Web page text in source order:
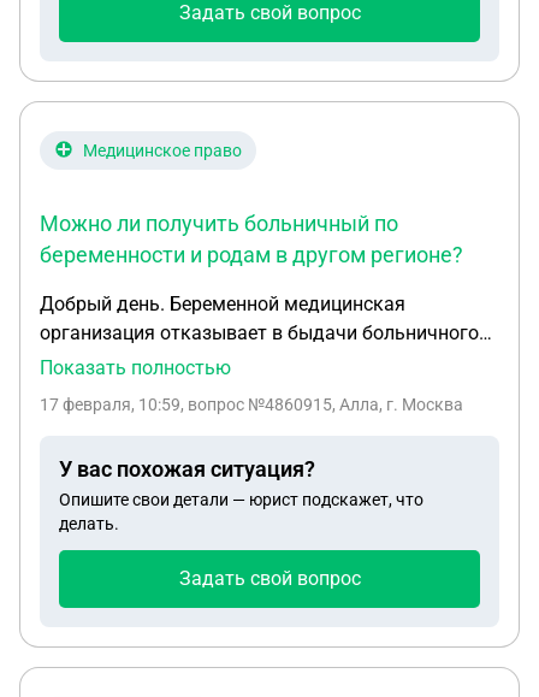
больничный с 05.02 до 06.03 с учётом того что
всего 2 месяца,и какая будет сумма больничного
Задать свой вопрос
Медицинское право
Можно ли получить больничный по
беременности и родам в другом регионе?
Добрый день. Беременной медицинская
организация отказывает в быдачи больничного
по бер. и родам , т.к. она работает в другом
доказать что это не законно?
Показать полностью
17 февраля, 10:59, вопрос №4860915, Алла, г. Москва
У вас похожая ситуация?
Опишите свои детали — юрист подскажет, что
делать.
Задать свой вопрос